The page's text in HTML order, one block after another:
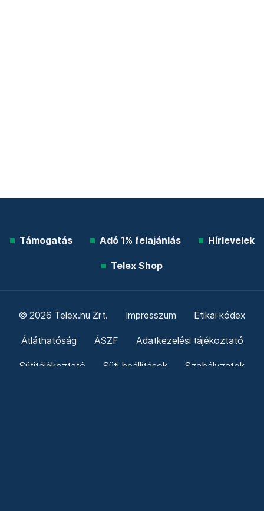
Támogatás Adó 1% felajánlás Hírlevelek
Telex Shop
© 2026 Telex.hu Zrt. Impresszum Etikai kódex
Átláthatóság ÁSZF Adatkezelési tájékoztató
Sütitájékoztató Süti beállítások Szabályzatok